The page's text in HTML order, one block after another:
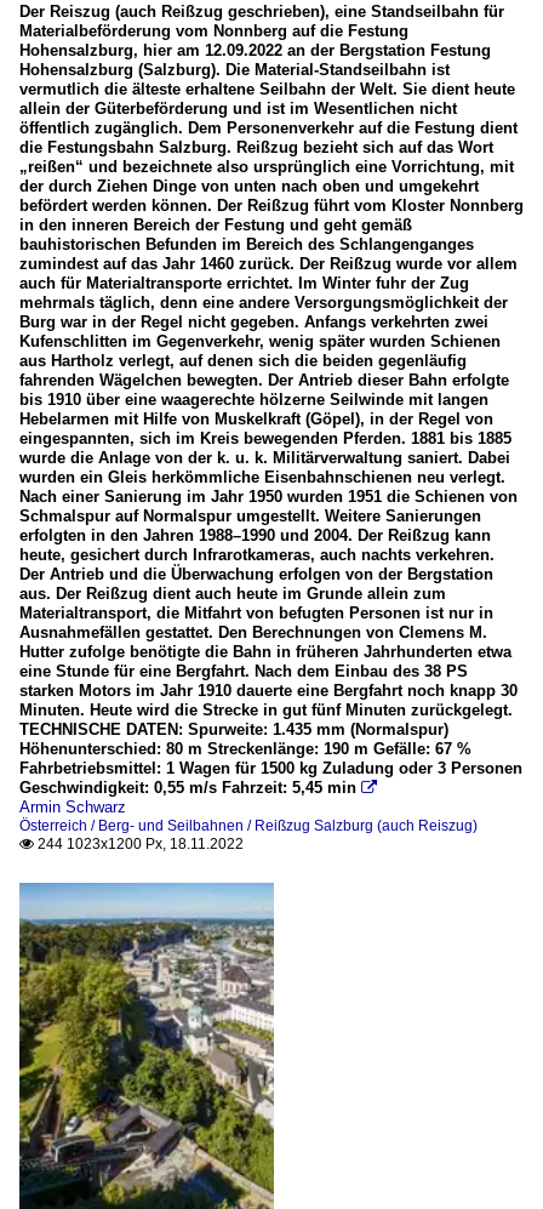
Der Reiszug (auch Reißzug geschrieben), eine Standseilbahn für
Materialbeförderung vom Nonnberg auf die Festung
Hohensalzburg, hier am 12.09.2022 an der Bergstation Festung
Hohensalzburg (Salzburg). Die Material-Standseilbahn ist
vermutlich die älteste erhaltene Seilbahn der Welt. Sie dient heute
allein der Güterbeförderung und ist im Wesentlichen nicht
öffentlich zugänglich. Dem Personenverkehr auf die Festung dient
die Festungsbahn Salzburg. Reißzug bezieht sich auf das Wort
„reißen“ und bezeichnete also ursprünglich eine Vorrichtung, mit
der durch Ziehen Dinge von unten nach oben und umgekehrt
befördert werden können. Der Reißzug führt vom Kloster Nonnberg
in den inneren Bereich der Festung und geht gemäß
bauhistorischen Befunden im Bereich des Schlangenganges
zumindest auf das Jahr 1460 zurück. Der Reißzug wurde vor allem
auch für Materialtransporte errichtet. Im Winter fuhr der Zug
mehrmals täglich, denn eine andere Versorgungsmöglichkeit der
Burg war in der Regel nicht gegeben. Anfangs verkehrten zwei
Kufenschlitten im Gegenverkehr, wenig später wurden Schienen
aus Hartholz verlegt, auf denen sich die beiden gegenläufig
fahrenden Wägelchen bewegten. Der Antrieb dieser Bahn erfolgte
bis 1910 über eine waagerechte hölzerne Seilwinde mit langen
Hebelarmen mit Hilfe von Muskelkraft (Göpel), in der Regel von
eingespannten, sich im Kreis bewegenden Pferden. 1881 bis 1885
wurde die Anlage von der k. u. k. Militärverwaltung saniert. Dabei
wurden ein Gleis herkömmliche Eisenbahnschienen neu verlegt.
Nach einer Sanierung im Jahr 1950 wurden 1951 die Schienen von
Schmalspur auf Normalspur umgestellt. Weitere Sanierungen
erfolgten in den Jahren 1988–1990 und 2004. Der Reißzug kann
heute, gesichert durch Infrarotkameras, auch nachts verkehren.
Der Antrieb und die Überwachung erfolgen von der Bergstation
aus. Der Reißzug dient auch heute im Grunde allein zum
Materialtransport, die Mitfahrt von befugten Personen ist nur in
Ausnahmefällen gestattet. Den Berechnungen von Clemens M.
Hutter zufolge benötigte die Bahn in früheren Jahrhunderten etwa
eine Stunde für eine Bergfahrt. Nach dem Einbau des 38 PS
starken Motors im Jahr 1910 dauerte eine Bergfahrt noch knapp 30
Minuten. Heute wird die Strecke in gut fünf Minuten zurückgelegt.
TECHNISCHE DATEN: Spurweite: 1.435 mm (Normalspur)
Höhenunterschied: 80 m Streckenlänge: 190 m Gefälle: 67 %
Fahrbetriebsmittel: 1 Wagen für 1500 kg Zuladung oder 3 Personen
Geschwindigkeit: 0,55 m/s Fahrzeit: 5,45 min 
Armin Schwarz
Österreich / Berg- und Seilbahnen / Reißzug Salzburg (auch Reiszug)
 244 1023x1200 Px, 18.11.2022